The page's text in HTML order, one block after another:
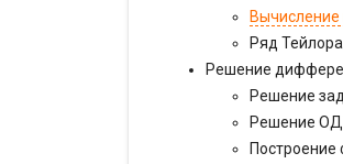
Ряд
Решение
Решение
Решение
Построение